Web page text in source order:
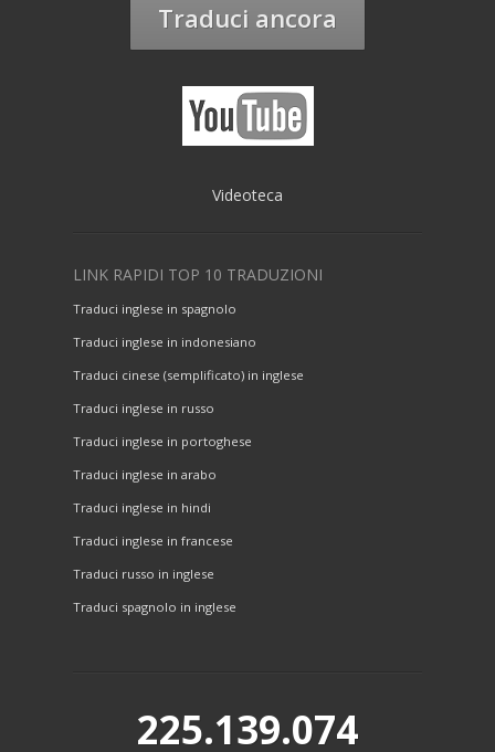
Traduci ancora
Videoteca
LINK RAPIDI TOP 10 TRADUZIONI
Traduci inglese in spagnolo
Traduci inglese in indonesiano
Traduci cinese (semplificato) in inglese
Traduci inglese in russo
Traduci inglese in portoghese
Traduci inglese in arabo
Traduci inglese in hindi
Traduci inglese in francese
Traduci russo in inglese
Traduci spagnolo in inglese
225.139.074